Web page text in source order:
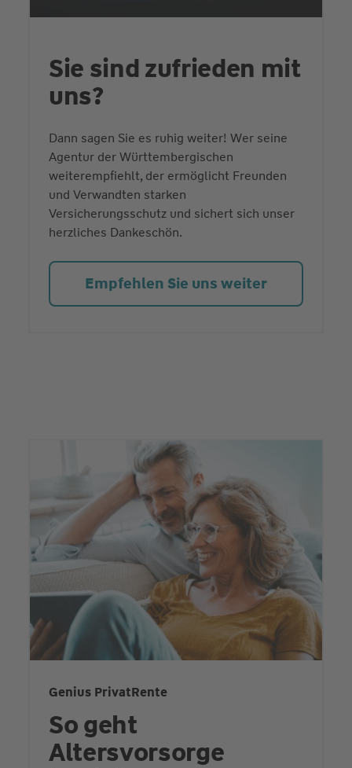
Sie sind zufrieden mit
uns?
Dann sagen Sie es ruhig weiter! Wer seine
Agentur der Württembergischen
weiterempfiehlt, der ermöglicht Freunden
und Verwandten starken
Versicherungsschutz und sichert sich unser
herzliches Dankeschön.
Empfehlen Sie uns weiter
Genius PrivatRente
So geht
Altersvorsorge